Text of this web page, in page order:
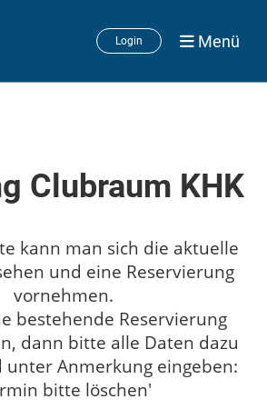
Login Menü
Clubraum KHK
kann man sich die aktuelle
und eine Reservierung
vornehmen.
bestehende Reservierung
dann bitte alle Daten dazu
unter Anmerkung eingeben:
bitte löschen'